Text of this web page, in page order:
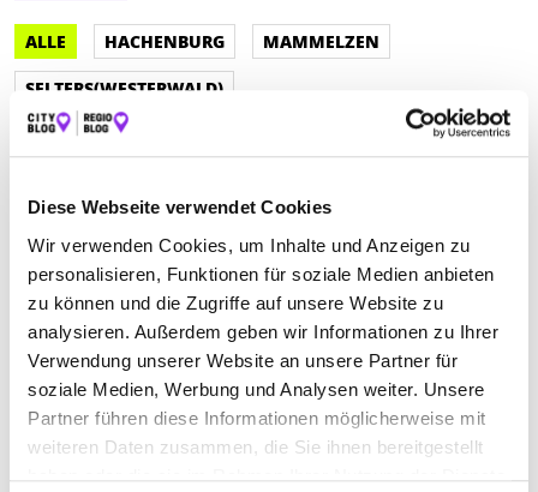
Diese Webseite verwendet Cookies
Wir verwenden Cookies, um Inhalte und Anzeigen zu
personalisieren, Funktionen für soziale Medien anbieten
zu können und die Zugriffe auf unsere Website zu
analysieren. Außerdem geben wir Informationen zu Ihrer
Verwendung unserer Website an unsere Partner für
soziale Medien, Werbung und Analysen weiter. Unsere
Partner führen diese Informationen möglicherweise mit
weiteren Daten zusammen, die Sie ihnen bereitgestellt
ALLE HACHENBURG
MAMMELZEN
SELTERS(WESTERWALD)
Emil-Reinert-Straße 3| 57636 Mammelzen DE
+4926814600
www.buchen-heizoel.de